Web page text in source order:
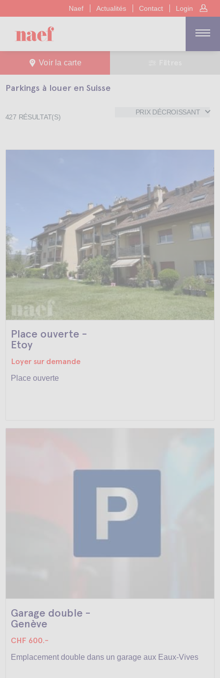
Naef Actualités Contact Login
Voir la carte
Parkings à louer en Suisse
427 RÉSULTAT(S)
PRIX DÉCROISSANT
Place ouverte -
Etoy
Loyer sur demande
Place ouverte
Garage double -
Genève
CHF 600.-
Emplacement double dans un garage aux Eaux-Vives